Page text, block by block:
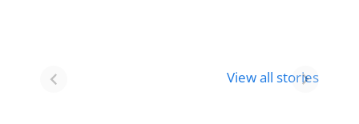
View all stories
Visit In
Holi